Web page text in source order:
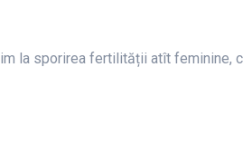
la sporirea fertilității atît feminine,